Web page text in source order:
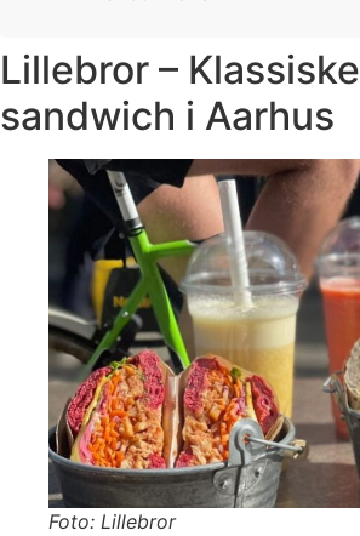
Lillebror – Klassiske
sandwich i Aarhus
Foto: Lillebror